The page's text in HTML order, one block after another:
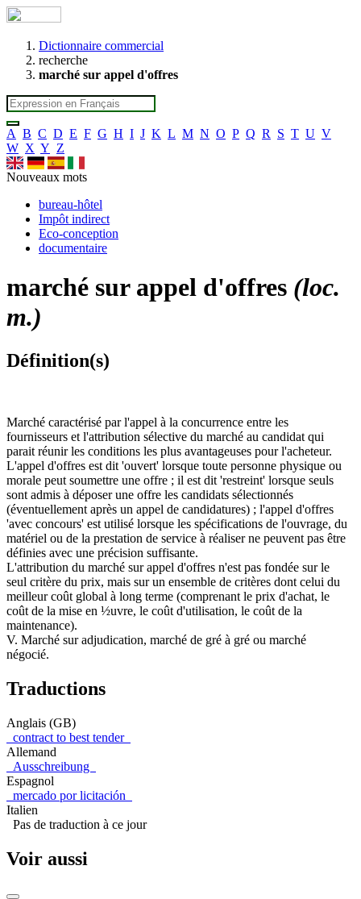
Dictionnaire commercial
recherche
marché sur appel d'offres
A B C D E F G H I J K L M N O P Q R S T U V
W X Y Z
Nouveaux mots
bureau-hôtel
Impôt indirect
Eco-conception
documentaire
marché sur appel d'offres (loc.
m.)
Définition(s)
Marché caractérisé par l'appel à la concurrence entre les
fournisseurs et l'attribution sélective du marché au candidat qui
parait réunir les conditions les plus avantageuses pour l'acheteur.
L'appel d'offres est dit 'ouvert' lorsque toute personne physique ou
morale peut soumettre une offre ; il est dit 'restreint' lorsque seuls
sont admis à déposer une offre les candidats sélectionnés
(éventuellement après un appel de candidatures) ; l'appel d'offres
'avec concours' est utilisé lorsque les spécifications de l'ouvrage, du
matériel ou de la prestation de service à réaliser ne peuvent pas être
définies avec une précision suffisante.
L'attribution du marché sur appel d'offres n'est pas fondée sur le
seul critère du prix, mais sur un ensemble de critères dont celui du
meilleur coût global à long terme (comprenant le prix d'achat, le
coût de la mise en ½uvre, le coût d'utilisation, le coût de la
maintenance).
V. Marché sur adjudication, marché de gré à gré ou marché
négocié.
Traductions
Anglais (GB)
contract to best tender
Allemand
Ausschreibung
Espagnol
mercado por licitación
Italien
Pas de traduction à ce jour
Voir aussi